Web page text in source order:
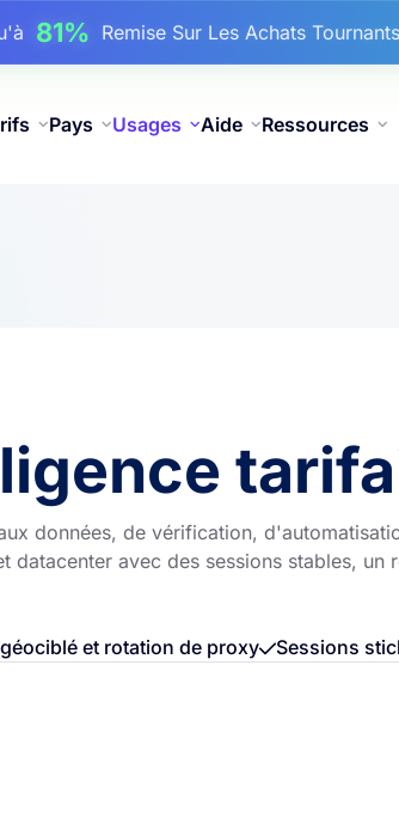
17%De Remise Bonus Sur Les
25%Remise Sur Les Achats
Pays Usages Aide Ressources
données, de vérification,
datacenter avec des sessions stables, un
et rotation de proxy Sessions